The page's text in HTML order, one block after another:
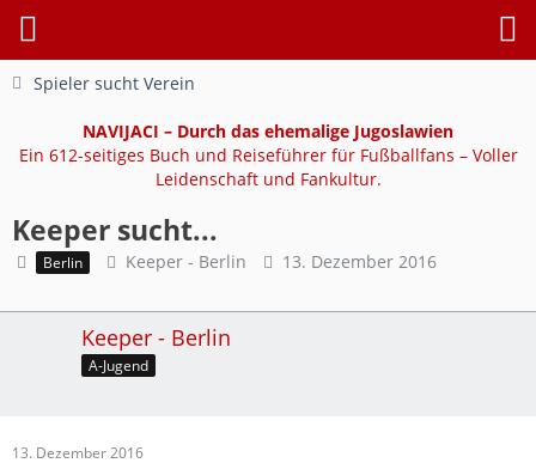
Spieler sucht Verein
NAVIJACI – Durch das ehemalige Jugoslawien
Ein 612-seitiges Buch und Reiseführer für Fußballfans – Voller
Leidenschaft und Fankultur.
Keeper sucht...
Berlin Keeper - Berlin 13. Dezember 2016
Keeper - Berlin
A-Jugend
13. Dezember 2016